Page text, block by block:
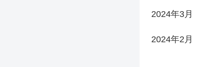
2024年3月
2024年2月